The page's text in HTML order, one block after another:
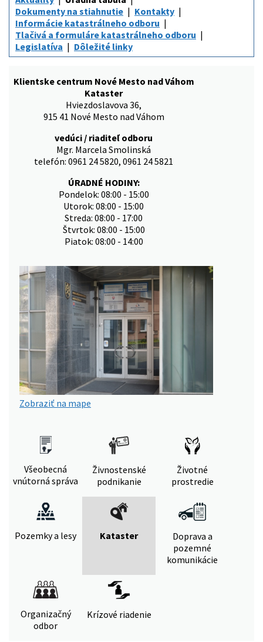
Dokumenty na stiahnutie
Kontakty
Informácie katastrálneho odboru
Tlačivá a formuláre katastrálneho odboru
Legislatíva
Dôležité linky
Klientske centrum Nové Mesto nad Váhom
Kataster
Hviezdoslavova 36,
915 41 Nové Mesto nad Váhom
vedúci / riaditeľ odboru
Mgr. Marcela Smolinská
telefón: 0961 24 5820, 0961 24 5821
ÚRADNÉ HODINY:
Pondelok: 08:00 - 15:00
Utorok: 08:00 - 15:00
Streda: 08:00 - 17:00
Štvrtok: 08:00 - 15:00
Piatok: 08:00 - 14:00
Zobraziť na mape
Všeobecná
vnútorná správa
Živnostenské
podnikanie
Životné
prostredie
Pozemky a lesy Kataster
Doprava a
pozemné
komunikácie
Organizačný
odbor
Krízové riadenie